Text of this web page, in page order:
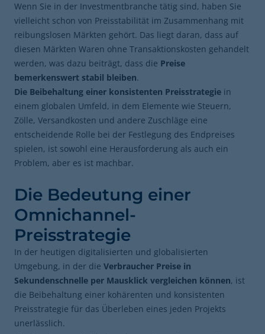
Wenn Sie in der Investmentbranche tätig sind, haben Sie
vielleicht schon von Preisstabilität im Zusammenhang mit
reibungslosen Märkten gehört. Das liegt daran, dass auf
diesen Märkten Waren ohne Transaktionskosten gehandelt
werden, was dazu beiträgt, dass die Preise
bemerkenswert stabil bleiben.
Die Beibehaltung einer konsistenten Preisstrategie in
einem globalen Umfeld, in dem Elemente wie Steuern,
Zölle, Versandkosten und andere Zuschläge eine
entscheidende Rolle bei der Festlegung des Endpreises
spielen, ist sowohl eine Herausforderung als auch ein
Problem, aber es ist machbar.
Die Bedeutung einer
Omnichannel-
Preisstrategie
In der heutigen digitalisierten und globalisierten
Umgebung, in der die Verbraucher Preise in
Sekundenschnelle per Mausklick vergleichen können, ist
die Beibehaltung einer kohärenten und konsistenten
Preisstrategie für das Überleben eines jeden Projekts
unerlässlich.